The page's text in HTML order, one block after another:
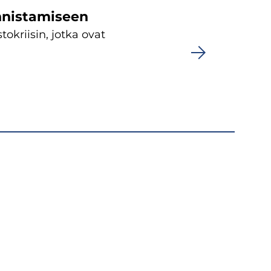
jotka ovat